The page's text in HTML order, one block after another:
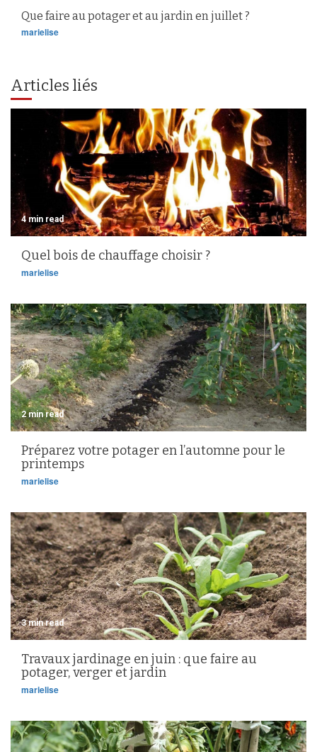
Que faire au potager et au jardin en juillet ?
marielise
Articles liés
4 min read
Quel bois de chauffage choisir ?
marielise
2 min read
Préparez votre potager en l’automne pour le
printemps
marielise
3 min read
Travaux jardinage en juin : que faire au
potager, verger et jardin
marielise